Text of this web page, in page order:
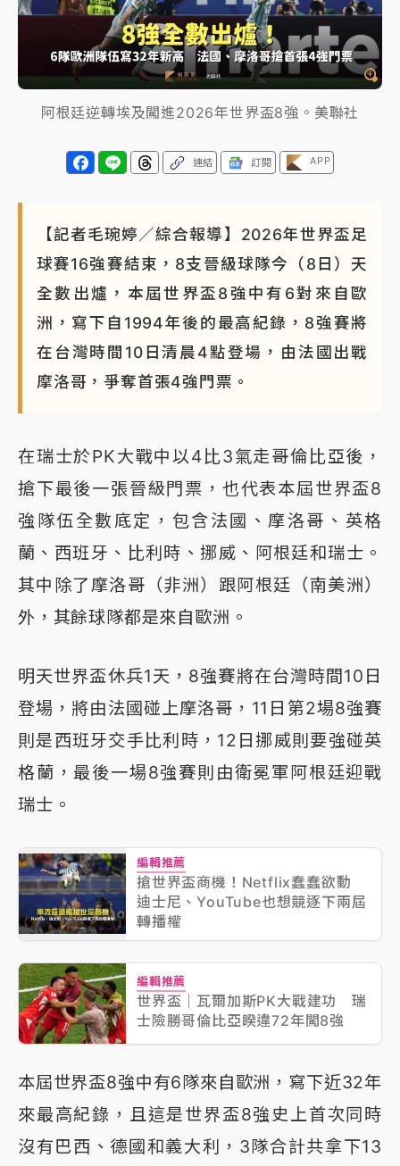
阿根廷逆轉埃及闖進2026年世界盃8強。美聯社
連結 訂閱 APP
【記者毛琬婷／綜合報導】2026年世界盃足
球賽16強賽結束，8支晉級球隊今（8日）天
全數出爐，本屆世界盃8強中有6對來自歐
洲，寫下自1994年後的最高紀錄，8強賽將
在台灣時間10日清晨4點登場，由法國出戰
摩洛哥，爭奪首張4強門票。
在瑞士於PK大戰中以4比3氣走哥倫比亞後，
搶下最後一張晉級門票，也代表本屆世界盃8
強隊伍全數底定，包含法國、摩洛哥、英格
蘭、西班牙、比利時、挪威、阿根廷和瑞士。
其中除了摩洛哥（非洲）跟阿根廷（南美洲）
外，其餘球隊都是來自歐洲。
明天世界盃休兵1天，8強賽將在台灣時間10日
登場，將由法國碰上摩洛哥，11日第2場8強賽
則是西班牙交手比利時，12日挪威則要強碰英
格蘭，最後一場8強賽則由衛冕軍阿根廷迎戰
瑞士。
編輯推薦
搶世界盃商機！Netflix蠢蠢欲動
迪士尼、YouTube也想競逐下兩屆
轉播權
編輯推薦
世界盃｜瓦爾加斯PK大戰建功 瑞
士險勝哥倫比亞睽違72年闖8強
本屆世界盃8強中有6隊來自歐洲，寫下近32年
來最高紀錄，且這是世界盃8強史上首次同時
沒有巴西、德國和義大利，3隊合計共拿下13